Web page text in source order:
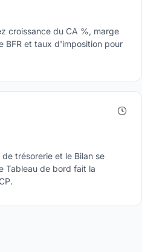
croissance du CA %, marge
BFR et taux d'imposition pour
trésorerie et le Bilan se
Tableau de bord fait la